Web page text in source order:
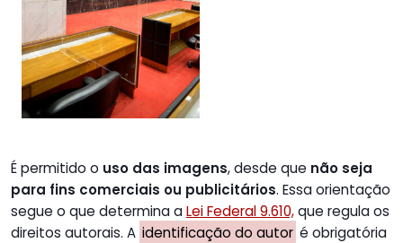
É permitido o uso das imagens, desde que não seja
para fins comerciais ou publicitários. Essa orientação
segue o que determina aLei Federal 9.610,que regula os
direitos autorais. A identificação do autor é obrigatória